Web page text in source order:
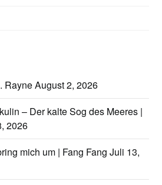
RayneAugust 2, 2026
– Der kalte Sog des Meeres |
2026
mich um | Fang Fang Juli 13,